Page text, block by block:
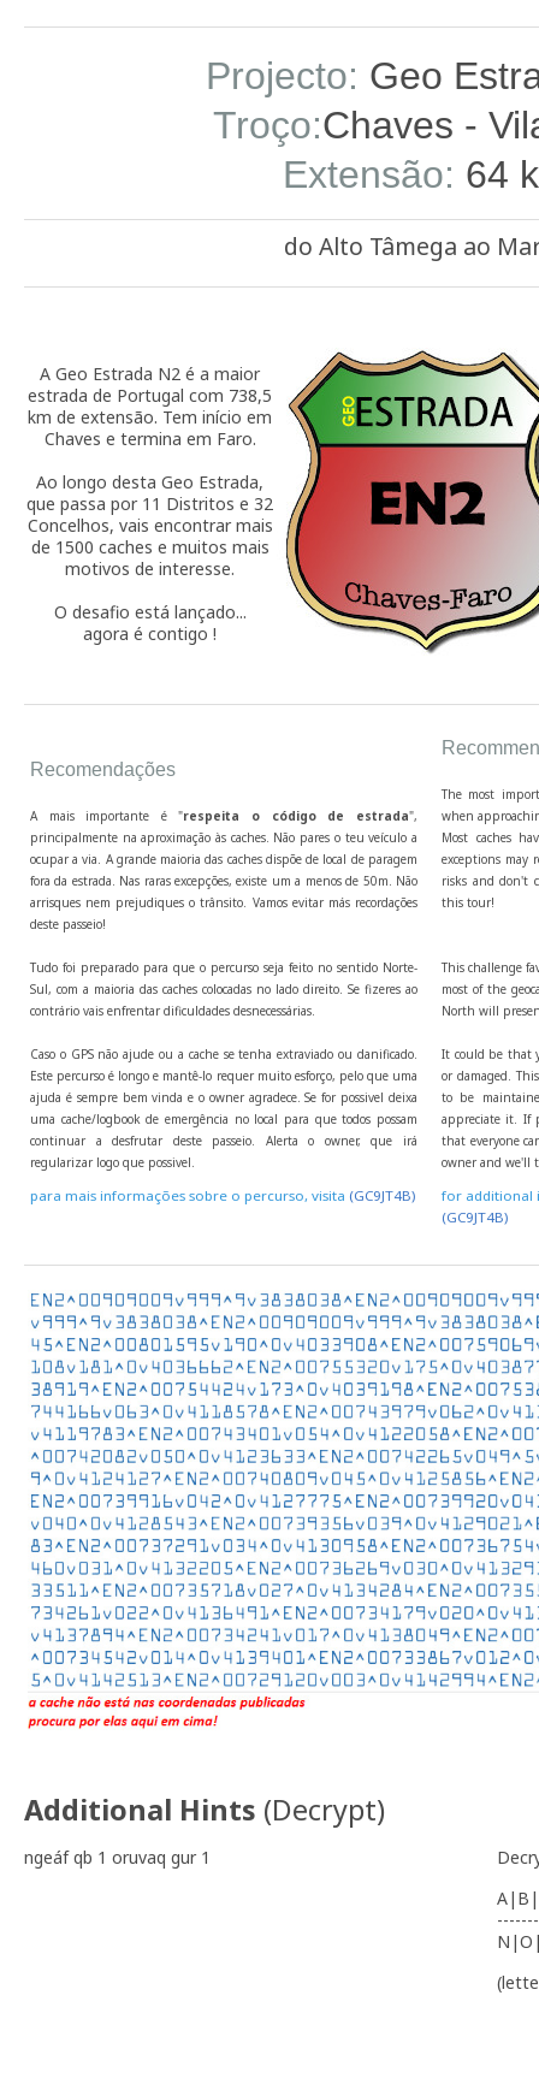
Projecto: Geo
Troço:Chaves -
Extensão: 64
do Alto Tâmega ao
A Geo Estrada N2 é a maior
estrada de Portugal com 738,5
km de extensão. Tem início em
Chaves e termina em Faro.
Ao longo desta Geo Estrada,
que passa por 11 Distritos e 32
Concelhos, vais encontrar mais
de 1500 caches e muitos mais
motivos de interesse.
O desafio está lançado...
agora é contigo !
Recomendações
A mais importante é "respeita o código de estrada",
principalmente na aproximação às caches. Não pares o teu veículo a
ocupar a via. A grande maioria das caches dispõe de local de paragem
fora da estrada. Nas raras excepções, existe um a menos de 50m. Não
arrisques nem prejudiques o trânsito. Vamos evitar más recordações
deste passeio!
Tudo foi preparado para que o percurso seja feito no sentido Norte-
Sul, com a maioria das caches colocadas no lado direito. Se fizeres ao
contrário vais enfrentar dificuldades desnecessárias.
Caso o GPS não ajude ou a cache se tenha extraviado ou danificado.
Este percurso é longo e mantê-lo requer muito esforço, pelo que uma
ajuda é sempre bem vinda e o owner agradece. Se for possivel deixa
uma cache/logbook de emergência no local para que todos possam
continuar a desfrutar deste passeio. Alerta o owner, que irá
regularizar logo que possivel.
para mais informações sobre o percurso, visita (GC9JT4B)
The most
when
Most caches
exceptions
risks and don't
this tour!
This challenge
most of the
North will
It could be that
or damaged.
to be
appreciate it. If
that everyone
owner and we'll
for additional
(GC9JT4B)
Additional Hints (Decrypt)
ngeáf qb 1 oruvaq gur 1